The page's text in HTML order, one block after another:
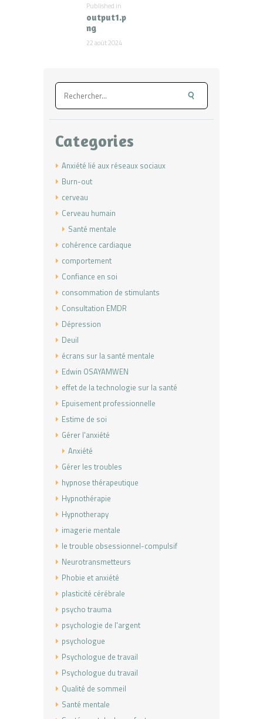
Published in
post:
output1.p
ng
22 août 2024
Rechercher :
Categories
Anxiété lié aux réseaux sociaux
Burn-out
cerveau
Cerveau humain
Santé mentale
cohérence cardiaque
comportement
Confiance en soi
consommation de stimulants
Consultation EMDR
Dépression
Deuil
écrans sur la santé mentale
Edwin OSAYAMWEN
effet de la technologie sur la santé
Epuisement professionnelle
Estime de soi
Gérer l'anxiété
Anxiété
Gérer les troubles
hypnose thérapeutique
Hypnothérapie
Hypnotherapy
imagerie mentale
le trouble obsessionnel-compulsif
Neurotransmetteurs
Phobie et anxiété
plasticité cérébrale
psycho trauma
psychologie de l'argent
psychologue
Psychologue de travail
Psychologue du travail
Qualité de sommeil
Santé mentale